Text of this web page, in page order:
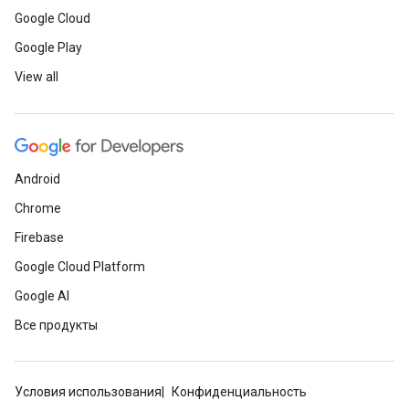
Google Cloud
Google Play
View all
Android
Chrome
Firebase
Google Cloud Platform
Google AI
Все продукты
Условия использования Конфиденциальность